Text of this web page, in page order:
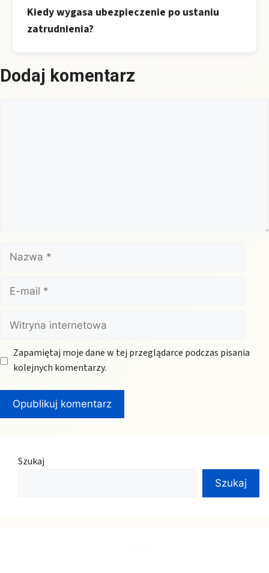
Kiedy wygasa ubezpieczenie po ustaniu
zatrudnienia?
Dodaj komentarz
Nazwa
mail
Witryna
internetowa
Zapamiętaj moje dane w tej przeglądarce podczas pisania
kolejnych komentarzy.
Szukaj
Szukaj